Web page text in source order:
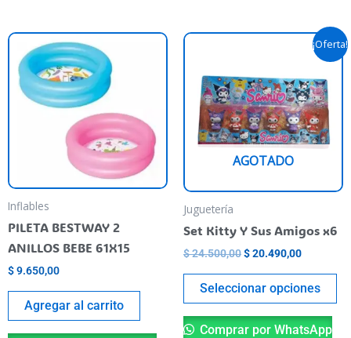
Inflables
PILETA BESTWAY 2
ANILLOS BEBE 61X15
$9.650,00
Agregar al carrito
¡Oferta!
AGOTADO
Juguetería
Set Kitty Y Sus Amigos x6
$24.500,00
Original
$ 24.500,00.
$20.490,00
Current
price
$
Seleccionar opciones
Comprar por WhatsApp